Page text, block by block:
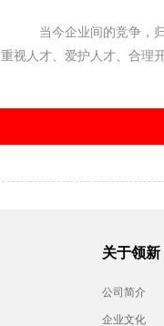
当今企业间的竞争，
重视人才、爱护人才、合理
关于领新
公司简介
企业文化